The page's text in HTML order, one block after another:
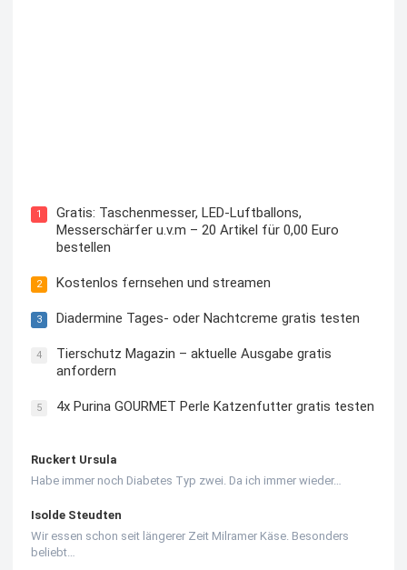
1
Gratis: Taschenmesser, LED-Luftballons,
Messerschärfer u.v.m – 20 Artikel für 0,00 Euro
bestellen
2 Kostenlos fernsehen und streamen
3 Diadermine Tages- oder Nachtcreme gratis testen
4
Tierschutz Magazin – aktuelle Ausgabe gratis
anfordern
5 4x Purina GOURMET Perle Katzenfutter gratis testen
Ruckert Ursula
Habe immer noch Diabetes Typ zwei. Da ich immer wieder…
Isolde Steudten
Wir essen schon seit längerer Zeit Milramer Käse. Besonders
beliebt…